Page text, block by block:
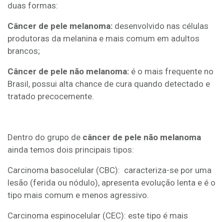
duas formas:
Câncer de pele melanoma: desenvolvido nas células
produtoras da melanina e mais comum em adultos
brancos;
Câncer de pele não melanoma: é o mais frequente no
Brasil, possui alta chance de cura quando detectado e
tratado precocemente.
Dentro do grupo de câncer de pele não melanoma
ainda temos dois principais tipos:
Carcinoma basocelular (CBC): caracteriza-se por uma
lesão (ferida ou nódulo), apresenta evolução lenta e é o
tipo mais comum e menos agressivo.
Carcinoma espinocelular (CEC): este tipo é mais